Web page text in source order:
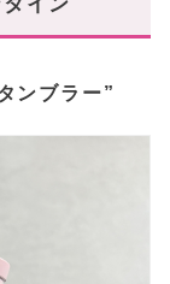
ンブラー”